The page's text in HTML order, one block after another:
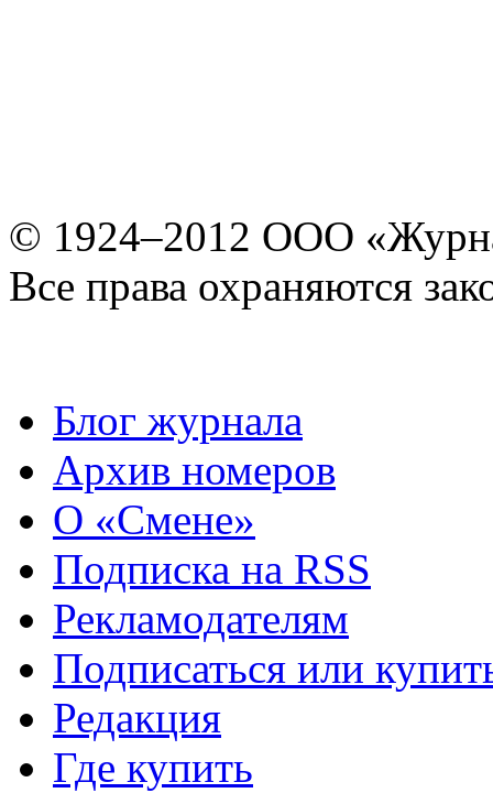
© 1924–2012 ООО
Все права охраняются
Блог журнала
Архив номеров
О «Смене»
Подписка на RSS
Рекламодателям
Подписаться или
Редакция
Где купить